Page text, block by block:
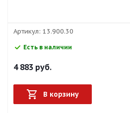
Артикул: 13.900.30
Есть в наличии
4 883 руб.
В корзину